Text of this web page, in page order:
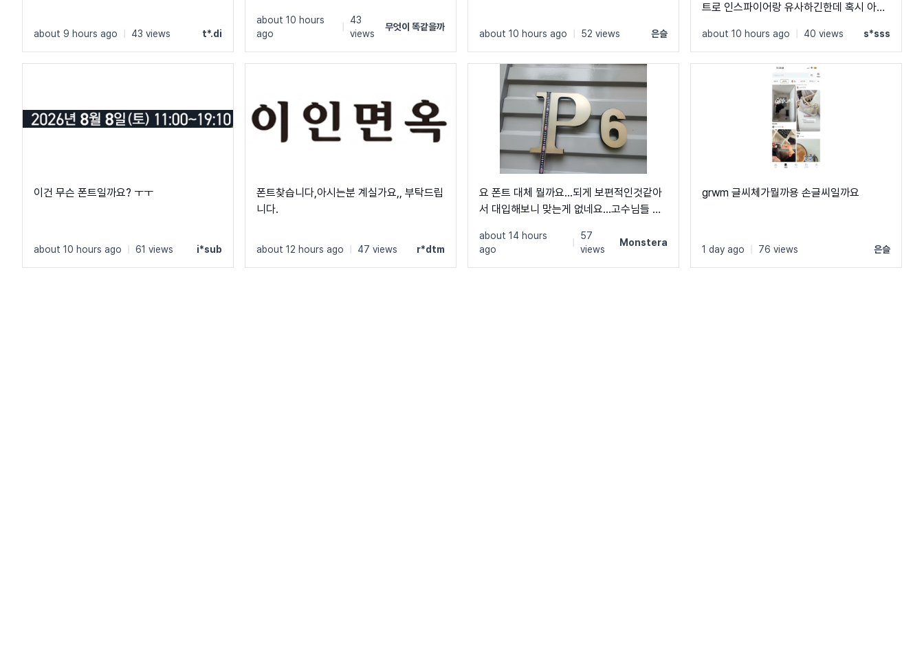
about 9 hours ago 43 views t*.di
about 10 hours
ago
43
views
무엇이 똑같을까
about 10 hours ago 52 views 은슬
트로 인스파이어랑 유사하긴한데 혹시 아시
about 10 hours ago 40 views s*sss
이건 무슨 폰트일까요? ㅜㅜ
about 10 hours ago 61 views i*sub
폰트찾습니다,아시는분 계실가요,, 부탁드립
니다.
about 12 hours ago 47 views r*dtm
요 폰트 대체 뭘까요...되게 보편적인것같아
서 대입해보니 맞는게 없네요...고수님들 도
about 14 hours
ago
57
views
Monstera
grwm 글씨체가뭘까용 손글씨일까요
1 day ago 76 views 은슬